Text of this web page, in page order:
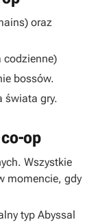
oraz
codzienne)
bossów.
świata gry.
op
Wszystkie
momencie, gdy
typ Abyssal